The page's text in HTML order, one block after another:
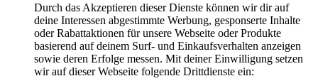
Durch das Akzeptieren dieser Dienste können wir dir auf
deine Interessen abgestimmte Werbung, gesponserte Inhalte
oder Rabattaktionen für unsere Webseite oder Produkte
basierend auf deinem Surf- und Einkaufsverhalten anzeigen
sowie deren Erfolge messen. Mit deiner Einwilligung setzen
wir auf dieser Webseite folgende Drittdienste ein: